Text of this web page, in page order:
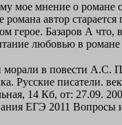
мое мнение о романе
автор
герое. Базаров А
любовью в романе
морали в повести А.С.
Русские писатели.
14 Кб, от: 27.09.
ЕГЭ 2011 Вопросы